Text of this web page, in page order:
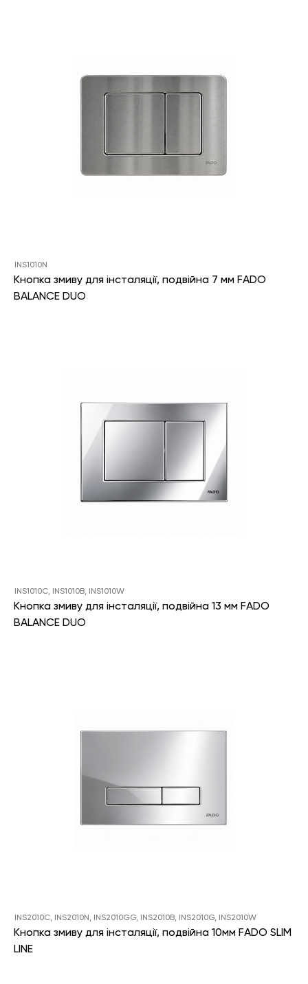
INS1010N
Кнопка змиву для інсталяції, подвійна 7 мм FADO
BALANCE DUO
INS1010C, INS1010B, INS1010W
Кнопка змиву для інсталяції, подвійна 13 мм FADO
BALANCE DUO
INS2010C, INS2010N, INS2010GG, INS2010B, INS2010G, INS2010W
Кнопка змиву для інсталяції, подвійна 10мм FADO SLIM
LINE